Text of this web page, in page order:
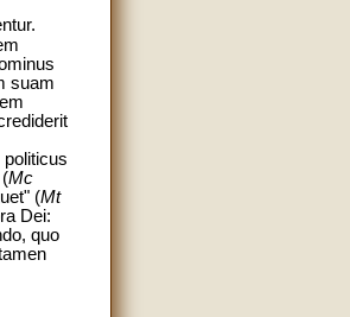
suam
Mc
(Mt
Dei:
quo